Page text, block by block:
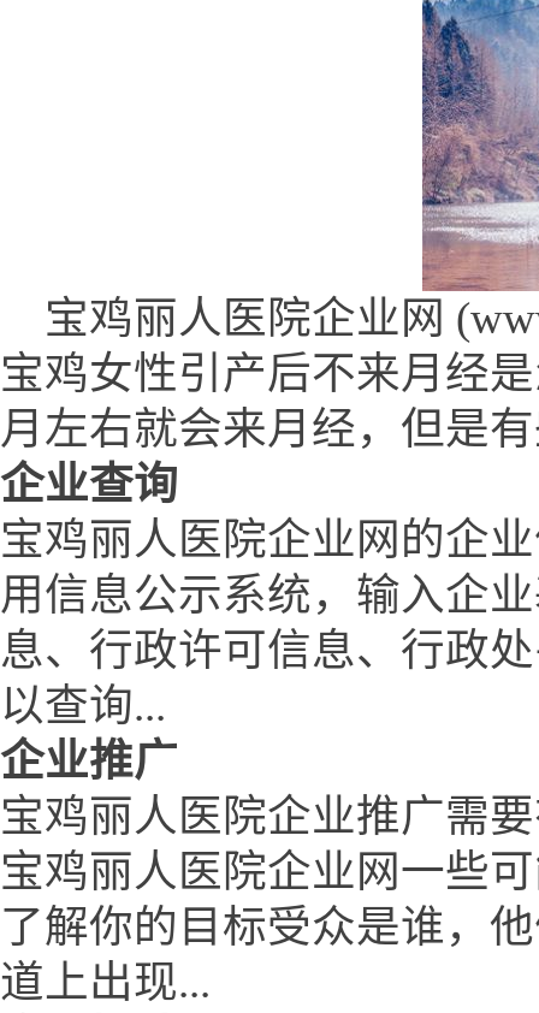
宝鸡丽人医院企业网
宝鸡女性引产后不来月经
月左右就会来月经，但是
企业查询
宝鸡丽人医院企业网的企
用信息公示系统，输入企
息、行政许可信息、行政
以查询...
企业推广
宝鸡丽人医院企业推广需
宝鸡丽人医院企业网一些
了解你的目标受众是谁，
道上出现...